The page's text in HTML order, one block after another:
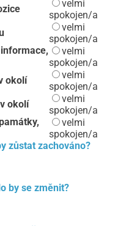
velmi
spokojen/a
velmi
spokojen/a
velmi
spokojen/a
okolí
velmi
spokojen/a
okolí
velmi
spokojen/a
velmi
spokojen/a
zůstat zachováno?
by se změnit?